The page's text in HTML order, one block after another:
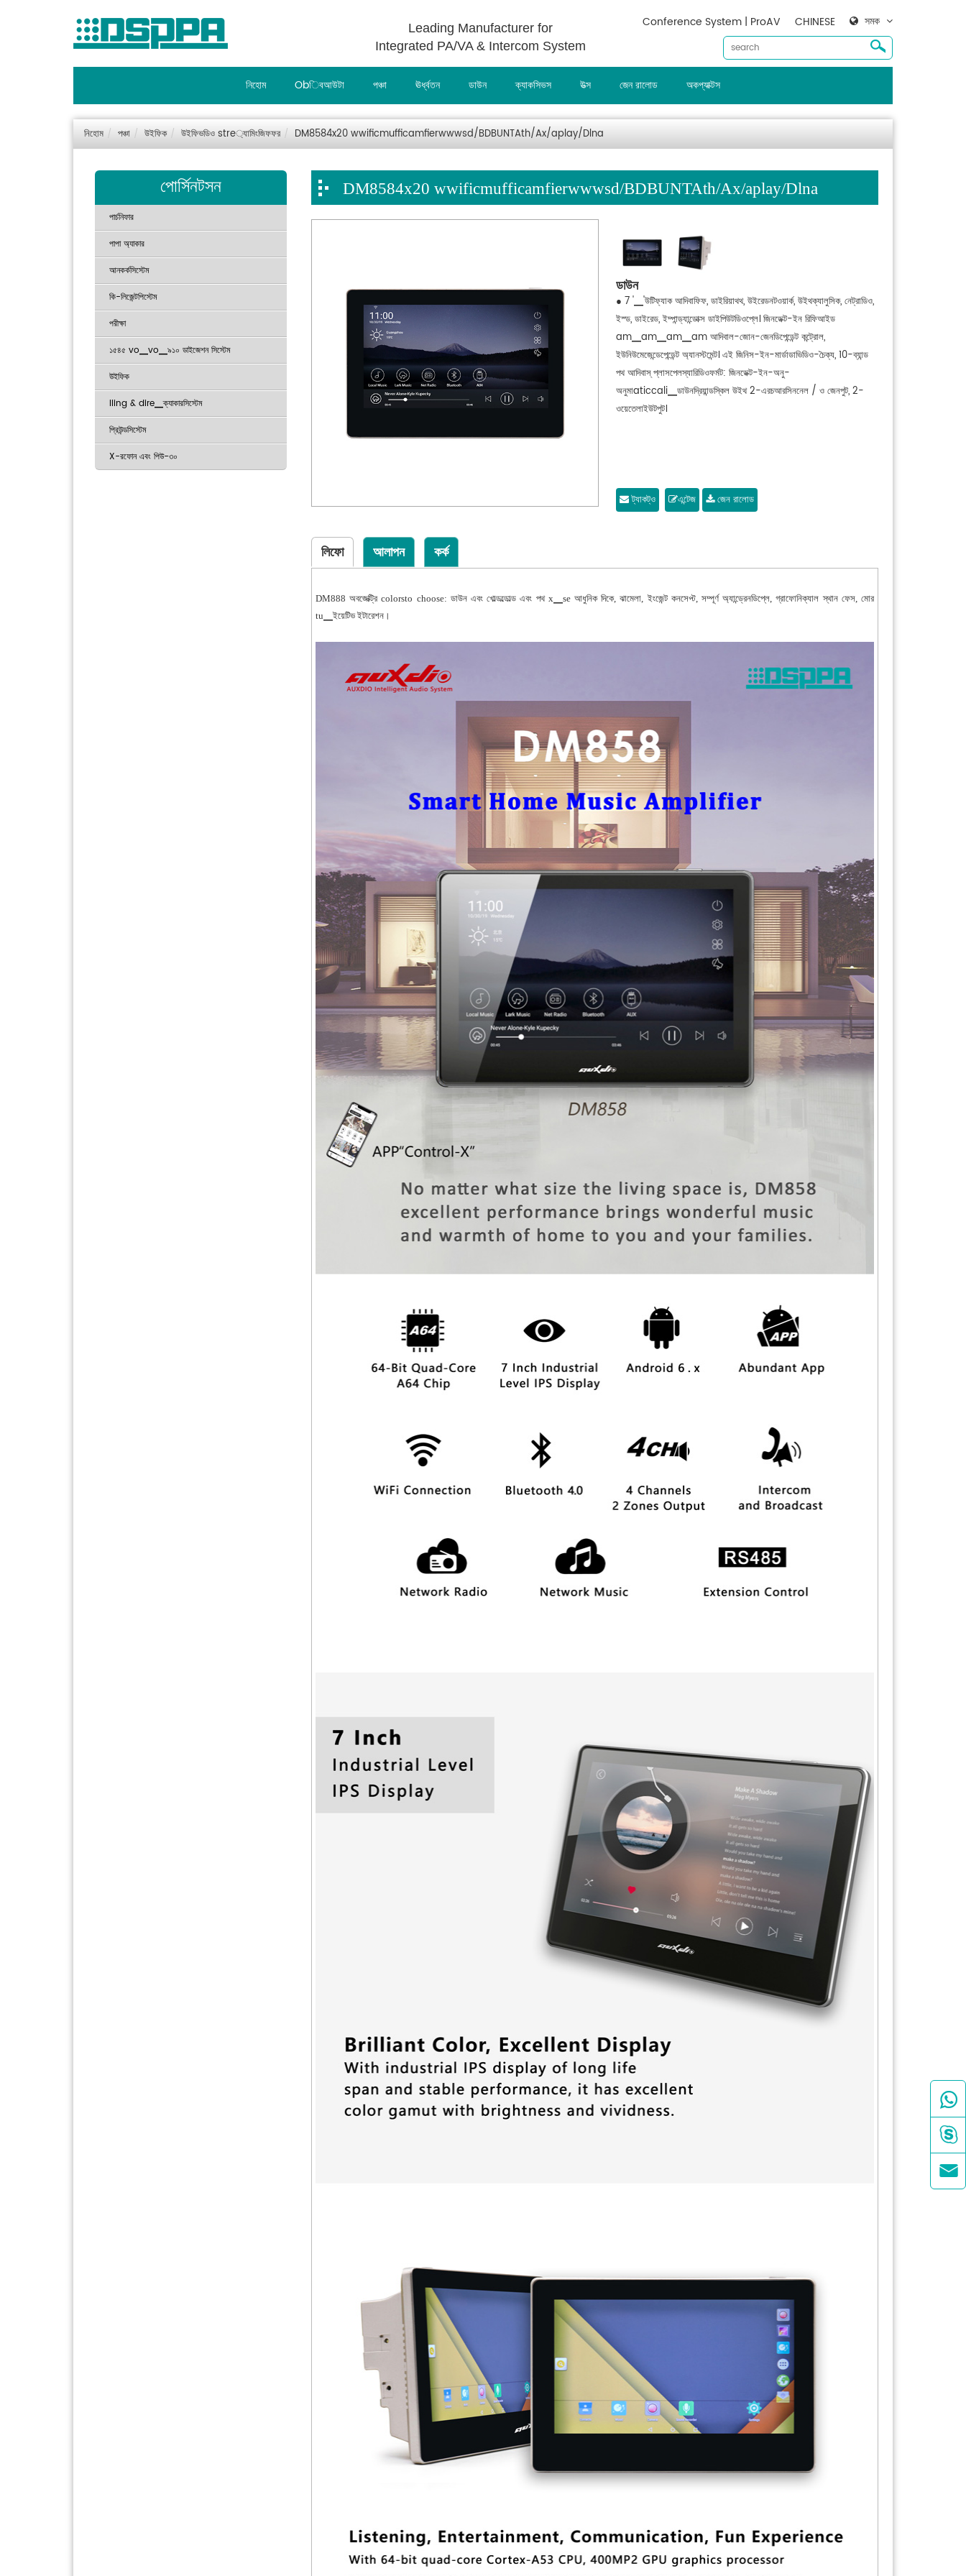
Leading Manufacturer for
Integrated PA/VA & Intercom System
সমক
CHINESE
Conference System | ProAV
নিহোম Obিবআউটা পঞ্চা ঊর্ধ্বতন ডাউন ক্যাকসিভস উত্স জেন রালোড অকপ্যাক্টস
নিহোম পঞ্চা উইফিক উইফিভডিও stre্যামিংজিফফর DM8584x20 wwificmufficamfierwwwsd/BDBUNTAth/Ax/aplay/Dlna
পোর্সিনটসন
পার্চনিফার
পাপা অ্যাকার
আনকর্কসিস্টেম
কি-লিজেন্টপিস্টেম
পরীক্ষা
১৫৪৫ vo▁vo▁৯১০ ডাইজেশন সিস্টেম
উইফিক
Iling & dire▁ক্যাকারসিস্টেম
প্রিউন্ডসিস্টেম
X-রফোন এবং পিউ-৩০
DM8584x20 wwificmufficamfierwwwsd/BDBUNTAth/Ax/aplay/Dlna
ডাউন
● 7 '▁'উটিফ্যাক আদিবাফিফ, ডাইরিয়াথথ, উইরেডনটওয়ার্ক, উইথক্যালুসিক, নেট্রাডিও,
ইস্ড, ডাইরেড, ইম্পান্ড্যান্ডোক্স ডাইপিউটডিওপ্লে। জিনডেক্ট-ইন রিফিআইড
am▁am▁am▁am আদিবাল-জোন-জেনডিপেন্ডেন্ট কন্ট্রোল,
ইউনিউমেজেন্ডেপেন্ডেন্ট অ্যানস্টমেন্ট। এই জিনিস-ইন-মার্ডাডাভিডিও-চৈক্য, 10-ব্যান্ড
পথ আদিবাস্ প্লাসপেলস্যারিডিওফর্মট: জিনডেক্ট-ইন-অনু-
অনুমাaticcali▁ডাউনদ্রিয়ান্ডস্কিল উইথ 2-এরচআরসিননেল / ও জেনপুট, 2-
ওয়েতেলাইউটপুট।
ট্যাকট্ও এন্টেজ জেন রালোড
লিফো আলাপন কর্ক
DM888 অবজেক্ট্রি colorsto choose: ডাউন এবং খোল্ডল্ডোল্ড এবং পথ x▁se আধুনিক দিকে, ঝামেলা, ইংজেন্ট কনসেপ্ট, সম্পূর্ণ অ্যান্ড্রেনডিপ্লে, গ্রাফোনিক্যাল স্থান ফেস, মোর
tu▁ইয়েটিভ ইটারেশন।


